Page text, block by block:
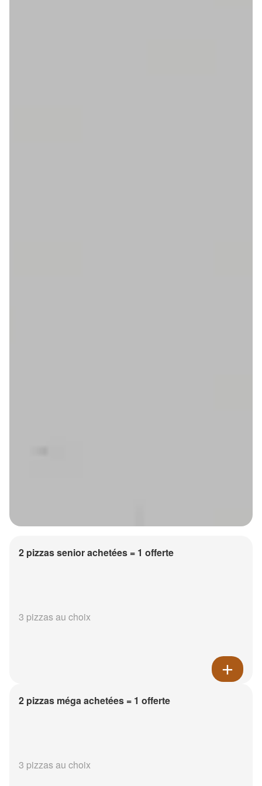
2 pizzas senior achetées = 1 offerte
3 pizzas au choix
2 pizzas méga achetées = 1 offerte
3 pizzas au choix